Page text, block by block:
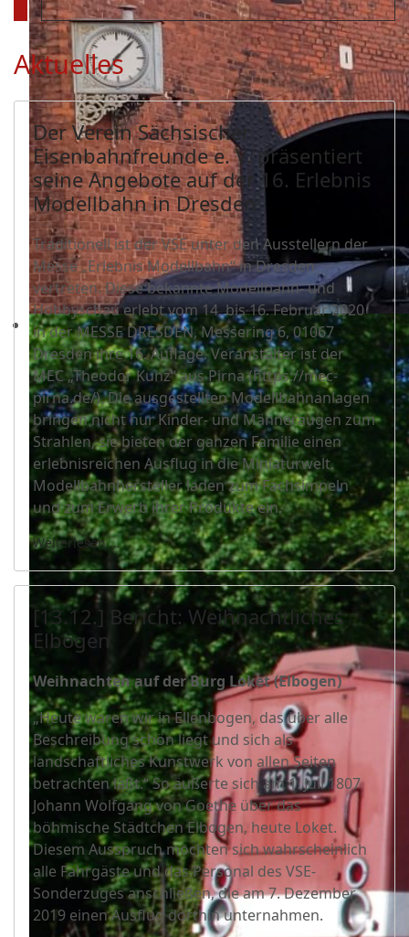
Aktuelles
Der Verein Sächsischer
Eisenbahnfreunde e. V. präsentiert
seine Angebote auf der 16. Erlebnis
Modellbahn in Dresden
Traditionell ist der VSE unter den Ausstellern der
Messe „Erlebnis Modellbahn“ in Dresden
vertreten. Diese bekannte Modellbahn- und
Hobbyschau erlebt vom 14. bis 16. Februar 2020
in der MESSE DRESDEN, Messering 6, 01067
Dresden ihre 16. Auflage. Veranstalter ist der
MEC „Theodor Kunz“ aus Pirna (https://mec-
pirna.de/). Die ausgestellten Modellbahnanlagen
bringen nicht nur Kinder- und Männeraugen zum
Strahlen, sie bieten der ganzen Familie einen
erlebnisreichen Ausflug in die Miniaturwelt.
Modellbahnhersteller laden zum Fachsimpeln
und zum Erwerb ihrer Produkte ein.
Weiterlesen …
[13.12.] Bericht: Weihnachtliches
Elbogen
Weihnachten auf der Burg Loket (Elbogen)
„Heute waren wir in Ellenbogen, das über alle
Beschreibung schön liegt und sich als
landschaftliches Kunstwerk von allen Seiten
betrachten läßt.“ So äußerte sich am 1. Juli 1807
Johann Wolfgang von Goethe über das
böhmische Städtchen Elbogen, heute Loket.
Diesem Ausspruch mochten sich wahrscheinlich
alle Fahrgäste und das Personal des VSE-
Sonderzuges anschließen, die am 7. Dezember
2019 einen Ausflug dorthin unternahmen.